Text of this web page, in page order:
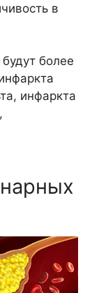
в
более
инфаркта